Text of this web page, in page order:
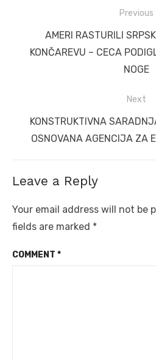
navigation
Previous
Previous
post:
AMERI RASTURILI
KONČAREVU – CECA
NOGE
Next
Next
post:
KONSTRUKTIVNA
OSNOVANA AGENCIJA ZA
Leave a Reply
Your email address will not be
fields are marked *
COMMENT *